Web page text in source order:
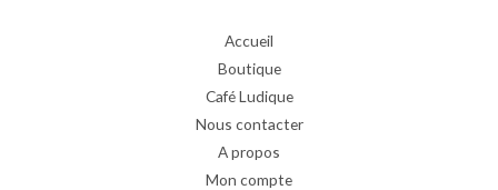
Accueil
Boutique
Café Ludique
Nous contacter
A propos
Mon compte